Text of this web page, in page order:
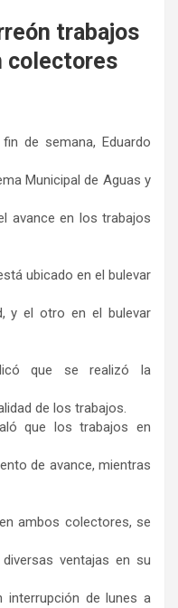
trabajos
colectores
de semana, Eduardo
Municipal de Aguas y
avance en los trabajos
ubicado en el bulevar
y el otro en el bulevar
que se realizó la
de los trabajos.
que los trabajos en
de avance, mientras
ambos colectores, se
ventajas en su
interrupción de lunes a